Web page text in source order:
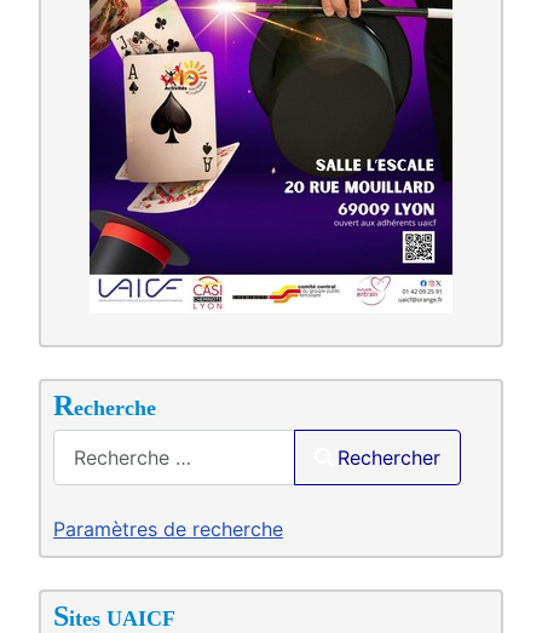
Recherche
Rechercher
Paramètres de recherche
Sites UAICF